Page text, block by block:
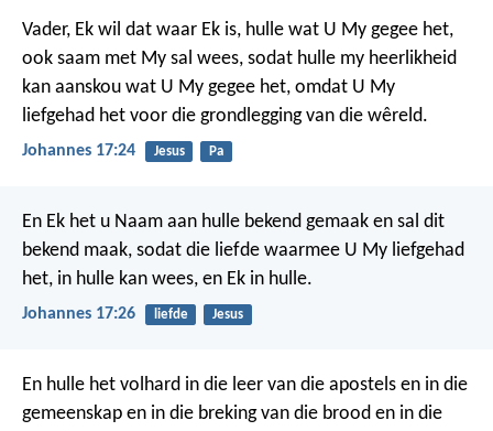
Vader, Ek wil dat waar Ek is, hulle wat U My gegee het,
ook saam met My sal wees, sodat hulle my heerlikheid
kan aanskou wat U My gegee het, omdat U My
liefgehad het voor die grondlegging van die wêreld.
Johannes 17:24 Jesus Pa
En Ek het u Naam aan hulle bekend gemaak en sal dit
bekend maak, sodat die liefde waarmee U My liefgehad
het, in hulle kan wees, en Ek in hulle.
Johannes 17:26 liefde Jesus
En hulle het volhard in die leer van die apostels en in die
gemeenskap en in die breking van die brood en in die